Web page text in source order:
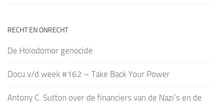
RECHT EN ONRECHT
De Holodomor genocide
Docu v/d week #162 – Take Back Your Power
Antony C. Sutton over de financiers van de Nazi’s en de